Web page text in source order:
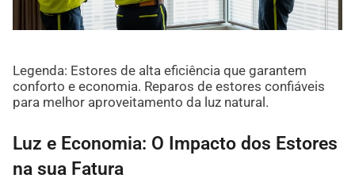
Legenda: Estores de alta eficiência que garantem
conforto e economia. Reparos de estores confiáveis
para melhor aproveitamento da luz natural.
Luz e Economia: O Impacto dos Estores
na sua Fatura